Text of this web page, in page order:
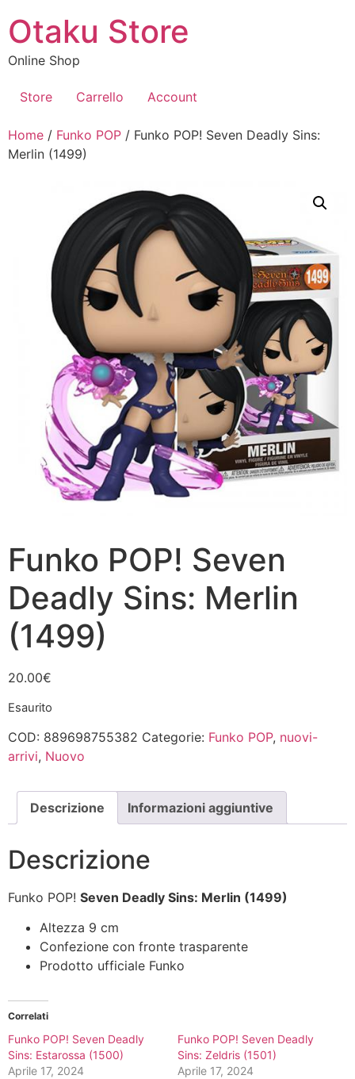
contenuto
Otaku Store
Online Shop
Store Carrello Account
Home / Funko POP / Funko POP! Seven Deadly Sins:
Merlin (1499)
Funko POP! Seven
Deadly Sins: Merlin
(1499)
20.00€
Esaurito
COD: 889698755382 Categorie: Funko POP, nuovi-
arrivi, Nuovo
Descrizione Informazioni aggiuntive
Descrizione
Funko POP! Seven Deadly Sins: Merlin (1499)
Altezza 9 cm
Confezione con fronte trasparente
Prodotto ufficiale Funko
Correlati
Funko POP! Seven Deadly
Sins: Estarossa (1500)
Aprile 17, 2024
Funko POP! Seven Deadly
Sins: Zeldris (1501)
Aprile 17, 2024